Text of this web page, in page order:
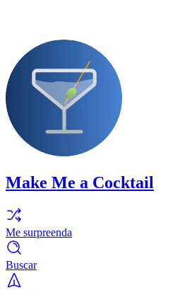
Make Me a Cocktail
Me surpreenda
Buscar